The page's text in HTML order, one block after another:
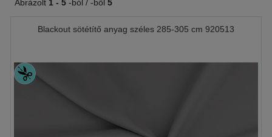
Ábrázolt 1 - 5 -ból / -ből 5
Blackout sötétítő anyag széles 285-305 cm 920513